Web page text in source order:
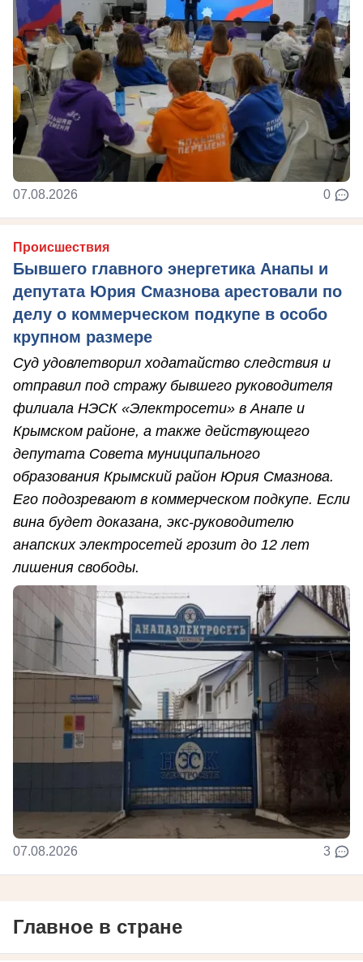
07.08.2026 0
Происшествия
Бывшего главного энергетика Анапы и
депутата Юрия Смазнова арестовали по
делу о коммерческом подкупе в особо
крупном размере
Суд удовлетворил ходатайство следствия и
отправил под стражу бывшего руководителя
филиала НЭСК «Электросети» в Анапе и
Крымском районе, а также действующего
депутата Совета муниципального
образования Крымский район Юрия Смазнова.
Его подозревают в коммерческом подкупе. Если
вина будет доказана, экс-руководителю
анапских электросетей грозит до 12 лет
лишения свободы.
07.08.2026 3
Главное в стране